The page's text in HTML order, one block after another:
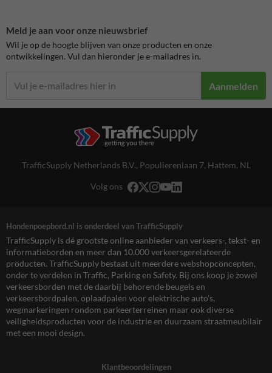
Meld je aan voor onze nieuwsbrief
Wil je op de hoogte blijven van onze producten en onze
ontwikkelingen. Vul dan hieronder je e-mailadres in.
Aanmelden
TrafficSupply Netherlands B.V., Populierenlaan 7, Hattem, NL
Volg ons
Hondenpoepbord.nl is onderdeel van TrafficSupply
TrafficSupply is dé grootste online aanbieder van verkeers-, tekst- en
informatieborden en meer dan 10.000 verkeersgerelateerde
producten. TrafficSupply bestaat uit meerdere webshopconcepten,
onder te verdelen in Traffic, Parking en Safety. Bij ons koop je zowel
verkeersborden met de daarbij behorende beugels en
verkeersbordpalen, oplaadpalen voor elektrische auto’s,
wegmarkeringen rondom parkeerterreinen maar ook diverse
veiligheidsproducten voor de industrie en duurzaam straatmeubilair
met een mooi design.
Klantbeoordelingen